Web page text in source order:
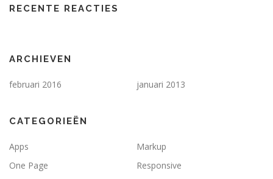
RECENTE REACTIES
ARCHIEVEN
februari 2016 januari 2013
CATEGORIEËN
Apps
Markup
One Page
Responsive